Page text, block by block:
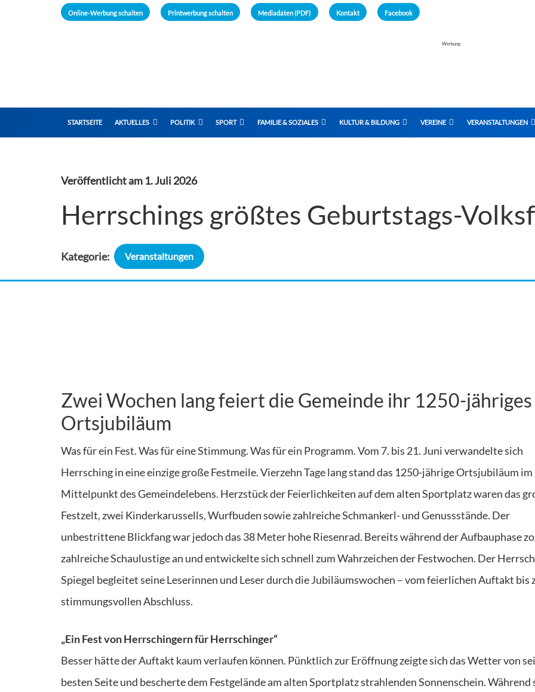
Online-Werbung schalten Printwerbung schalten Mediadaten (PDF) Kontakt Facebook
Werbung
STARTSEITE AKTUELLES POLITIK SPORT FAMILIE & SOZIALES KULTUR & BILDUNG VEREINE VERANSTALTUNGEN
Veröffentlicht am 1. Juli 2026
Herrschings größtes Geburtstags-
Kategorie: Veranstaltungen
Zwei Wochen lang feiert die Gemeinde ihr 1250-jähriges
Ortsjubiläum
Was für ein Fest. Was für eine Stimmung. Was für ein Programm. Vom 7. bis 21. Juni verwandelte sich
Herrsching in eine einzige große Festmeile. Vierzehn Tage lang stand das 1250-jährige Ortsjubiläum im
Mittelpunkt des Gemeindelebens. Herzstück der Feierlichkeiten auf dem alten Sportplatz waren das
Festzelt, zwei Kinderkarussells, Wurfbuden sowie zahlreiche Schmankerl- und Genussstände. Der
unbestrittene Blickfang war jedoch das 38 Meter hohe Riesenrad. Bereits während der Aufbauphase
zahlreiche Schaulustige an und entwickelte sich schnell zum Wahrzeichen der Festwochen. Der
Spiegel begleitet seine Leserinnen und Leser durch die Jubiläumswochen – vom feierlichen Auftakt bis
stimmungsvollen Abschluss.
„Ein Fest von Herrschingern für Herrschinger“
Besser hätte der Auftakt kaum verlaufen können. Pünktlich zur Eröffnung zeigte sich das Wetter von
besten Seite und bescherte dem Festgelände am alten Sportplatz strahlenden Sonnenschein. Während